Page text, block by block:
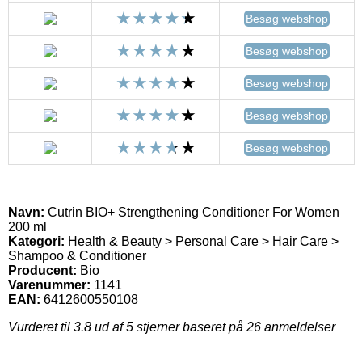
Besøg webshop
Besøg webshop
Besøg webshop
Besøg webshop
Besøg webshop
Navn: Cutrin BIO+ Strengthening Conditioner For Women
200 ml
Kategori: Health & Beauty > Personal Care > Hair Care >
Shampoo & Conditioner
Producent: Bio
Varenummer: 1141
EAN: 6412600550108
Vurderet til 3.8 ud af 5 stjerner baseret på 26 anmeldelser